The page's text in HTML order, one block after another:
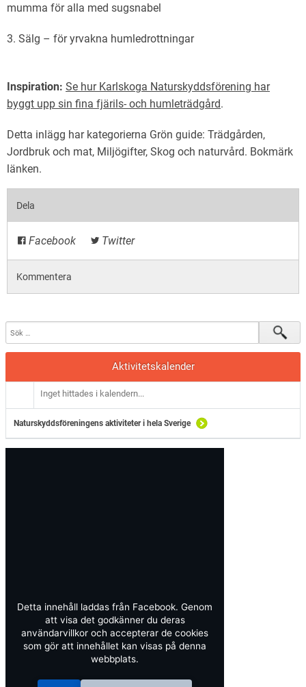
mumma för alla med sugsnabel
3. Sälg – för yrvakna humledrottningar
Inspiration: Se hur Karlskoga Naturskyddsförening har
byggt upp sin fina fjärils- och humleträdgård.
Detta inlägg har kategorierna Grön guide: Trädgården,
Jordbruk och mat, Miljögifter, Skog och naturvård. Bokmärk
länken.
Dela
Facebook Twitter
Kommentera
Aktivitetskalender
Inget hittades i kalendern...
Naturskyddsföreningens aktiviteter i hela Sverige
Detta innehåll laddas från Facebook. Genom
att visa det godkänner du deras
användarvillkor och accepterar de cookies
som gör att innehållet kan visas på denna
webbplats.